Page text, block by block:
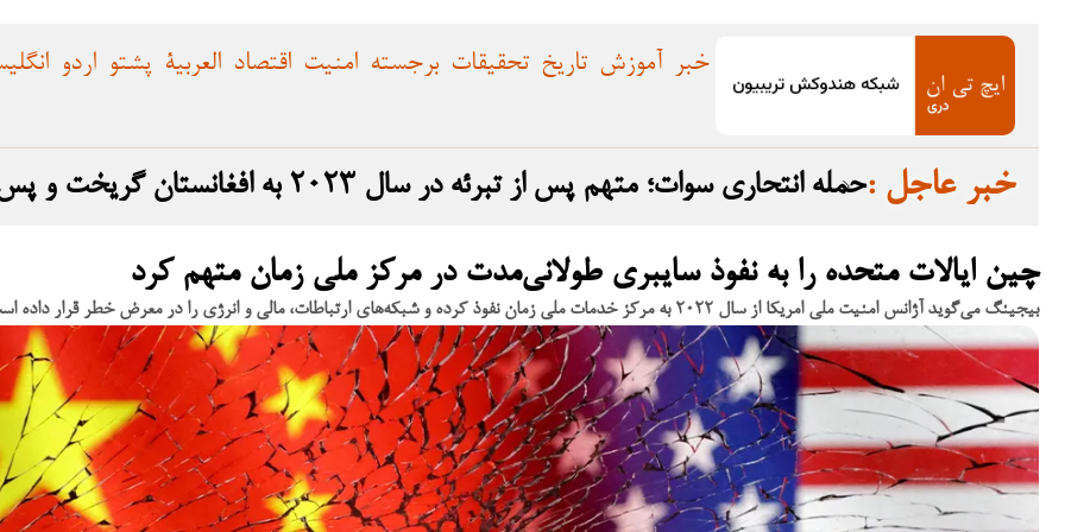
اقتصاد امنیت برجسته تحقیقات تاریخ آموزش خبر اردو پشتو العربية
حمله انتحاری سوات؛ متهم پس از تبرئه در سال ۲۰۲۳ به افغانستان گریخت و پس از بازگشت، حمله را انجام داد گرفت
: خبر عاجل
چین ایالات متحده را به نفوذ سایبری طولانی‌مدت در مرکز ملی زمان متهم کرد
بیجینگ می‌گوید آژانس امنیت ملی امریکا از سال ۲۰۲۲ به مرکز خدمات ملی زمان نفوذ کرده و شبکه‌های ارتباطات، مالی و انرژی را در معرض خطر قرار داده است